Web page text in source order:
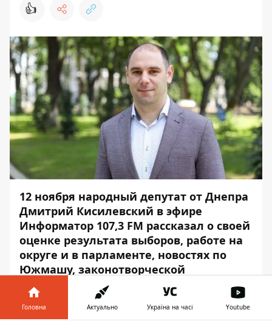
👍
12 ноября народный депутат от Днепра
Дмитрий Кисилевский в эфире
Информатор 107,3 FM рассказал о своей
оценке результата выборов, работе на
округе и в парламенте, новостях по
Южмашу, законотворческой
деятельности по поддержке
украинской промышленности и многом
другом.
Головна Актуально Україна на часі Youtube